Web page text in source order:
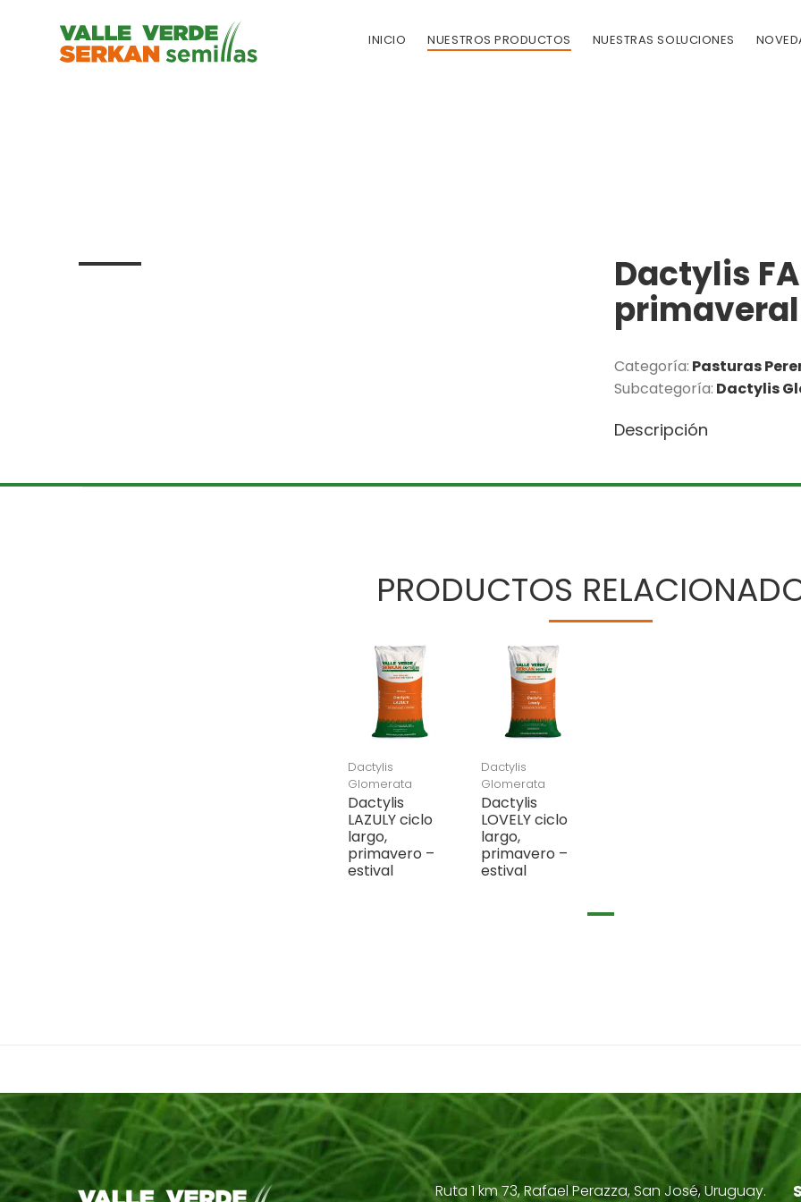
INICIO NUESTROS PRODUCTOS NUESTRAS SOLUCIONES
Dactylis
primaveral
Categoría: Pasturas
Subcategoría: Dactylis
Descripción
PRODUCTOS
Dactylis
Glomerata
Dactylis
LAZULY ciclo
largo,
primavero –
estival
Dactylis
Glomerata
Dactylis
LOVELY ciclo
largo,
primavero –
estival
Ruta 1 km 73, Rafael Perazza, San José, Uruguay.